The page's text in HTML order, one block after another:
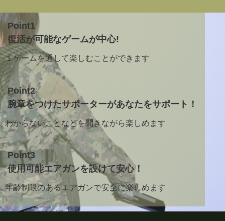
Point1
復活が可能なゲームが中心!
１ゲームを通して楽しむことができます
Point2
腕章をつけたサポーターがあなたをサポート！
わからないことなどを聞きながら楽しめます
Point3
使用可能エアガンを設けて安心！
年齢制限のあるエアガンで安全に楽しめます